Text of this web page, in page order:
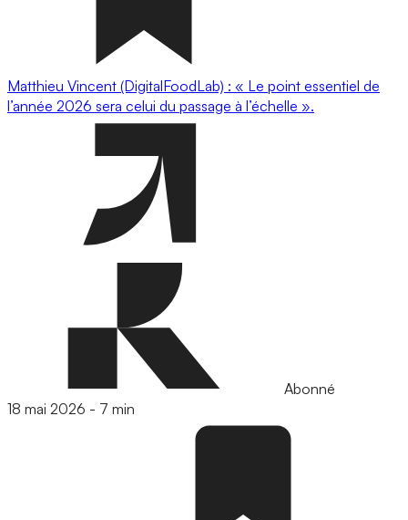
Matthieu Vincent (DigitalFoodLab) : « Le point essentiel de
l’année 2026 sera celui du passage à l’échelle ».
Abonné
18 mai 2026 - 7 min